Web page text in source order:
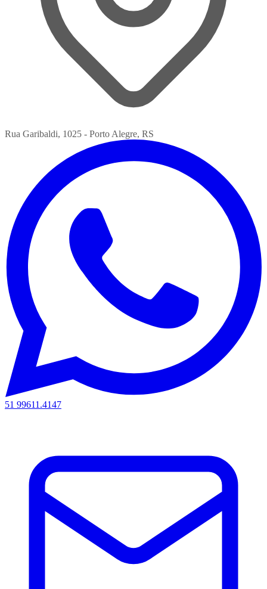
Rua Garibaldi, 1025 - Porto Alegre, RS
51 99611.4147